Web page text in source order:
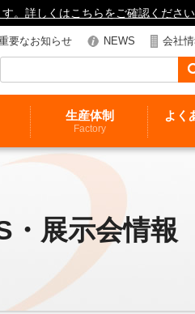
。詳しくはこちらをご確認ください
要なお知らせ NEWS 会社
生産体制
Factory
よく
・展示会情報